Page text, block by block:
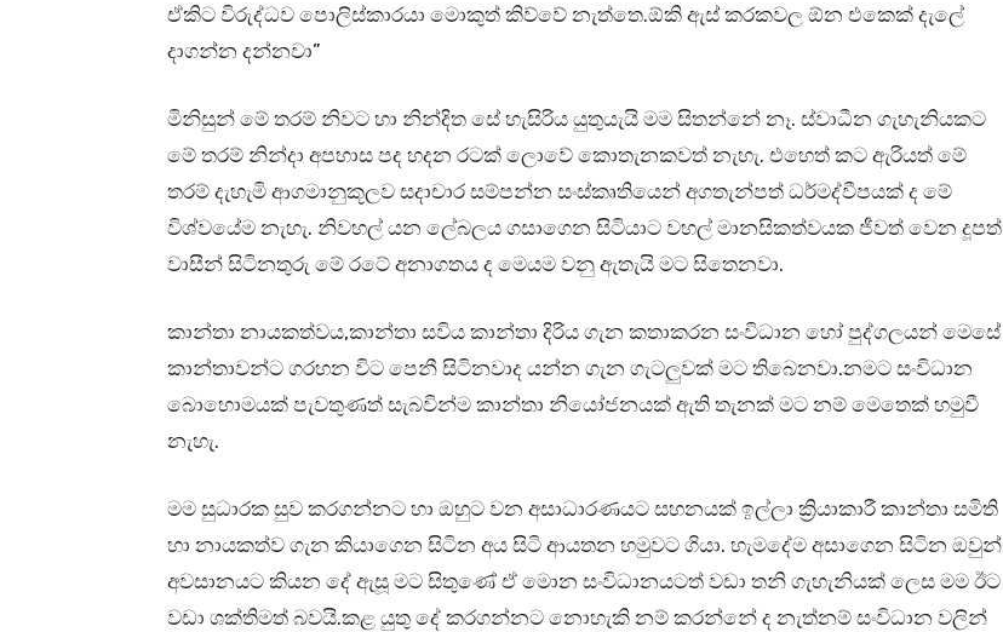
ඒකිට විරුද්ධව පොලිස්කාරයා මොකුත් කිව්වේ නැත්තෙ.ඕකි ඇස් කරකවල ඕන එකෙක් දැලේ
දාගන්න දන්නවා”
මිනිසුන් මේ තරම් නිවට හා නින්දිත සේ හැසිරිය යුතුයැයි මම සිතන්නේ නෑ. ස්වාධීන ගැහැනියකට
මේ තරම් නින්දා අපහාස පද හදන රටක් ලොවේ කොතැනකවත් නැහැ. එහෙත් කට ඇරියත් මේ
තරම් දැහැමි ආගමානුකූලව සදාචාර සම්පන්න සංස්කෘතියෙන් අගතැන්පත් ධර්මද්වීපයක් ද මේ
විශ්වයේම නැහැ. නිවහල් යන ලේබලය ගසාගෙන සිටියාට වහල් මානසිකත්වයක ජීවත් වෙන දූපත්
වාසීන් සිටිනතුරු මේ රටේ අනාගතය ද මෙයම වනු ඇතැයි මට සිතෙනවා.
කාන්තා නායකත්වය,කාන්තා සවිය කාන්තා දිරිය ගැන කතාකරන සංවිධාන හෝ පුද්ගලයන් මෙසේ
කාන්තාවන්ට ගරහන විට පෙනී සිටිනවාද යන්න ගැන ගැටලුවක් මට තිබෙනවා.නමට සංවිධාන
බොහොමයක් පැවතුණත් සැබවින්ම කාන්තා නියෝජනයක් ඇති තැනක් මට නම් මෙතෙක් හමුවී
නැහැ.
මම සුධාරක සුව කරගන්නට හා ඔහුට වන අසාධාරණයට සහනයක් ඉල්ලා ක්‍රියාකාරී කාන්තා සමිති
හා නායකත්ව ගැන කියාගෙන සිටින අය සිටි ආයතන හමුවට ගියා. හැමදේම අසාගෙන සිටින ඔවුන්
අවසානයට කියන දේ ඇසූ මට සිතුණේ ඒ මොන සංවිධානයටත් වඩා තනි ගැහැනියක් ලෙස මම ඊට
වඩා ශක්තිමත් බවයි.කළ යුතු දේ කරගන්නට නොහැකි නම් කරන්නේ ද නැත්නම් සංවිධාන වලින්